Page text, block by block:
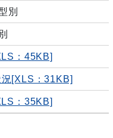
別
：45KB]
[XLS：31KB]
：35KB]